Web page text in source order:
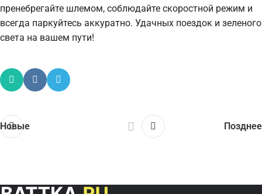
пренебрегайте шлемом, соблюдайте скоростной режим и
всегда паркуйтесь аккуратно. Удачных поездок и зеленого
света на вашем пути!
Новые Позднее